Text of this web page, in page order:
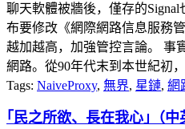
聊天軟體被牆後，僅存的
布要修改《網際網路信息服務
越加越高，加強管控言論。 事
網路。從90年代末到本世紀初
Tags: NaiveProxy, 無界, 星鏈, 網
｢民之所欲、長在我心｣（中